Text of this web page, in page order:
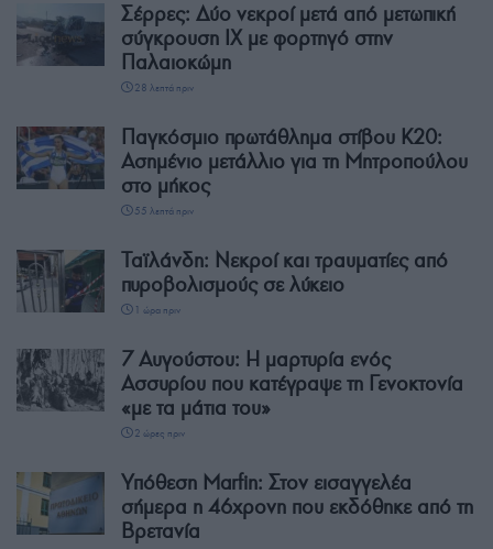
Σέρρες: Δύο νεκροί μετά από μετωπική
σύγκρουση ΙΧ με φορτηγό στην
Παλαιοκώμη
28 λεπτά πριν
Παγκόσμιο πρωτάθλημα στίβου Κ20:
Ασημένιο μετάλλιο για τη Μητροπούλου
στο μήκος
55 λεπτά πριν
Ταϊλάνδη: Νεκροί και τραυματίες από
πυροβολισμούς σε λύκειο
1 ώρα πριν
7 Αυγούστου: Η μαρτυρία ενός
Ασσυρίου που κατέγραψε τη Γενοκτονία
«με τα μάτια του»
2 ώρες πριν
Υπόθεση Marfin: Στον εισαγγελέα
σήμερα η 46χρονη που εκδόθηκε από τη
Βρετανία